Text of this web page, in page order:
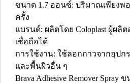
ขนาด 1.7 ออนซ์: ปริมาณเพียงพ
ครั้ง
แบรนด์: ผลิตโดย Coloplast ผู้ผ
เชื่อถือได้
การใช้งาน: ใช้ลอกกาวจากอุปก
และพื้นผิวอื่น ๆ
Brava Adhesive Remover Spray